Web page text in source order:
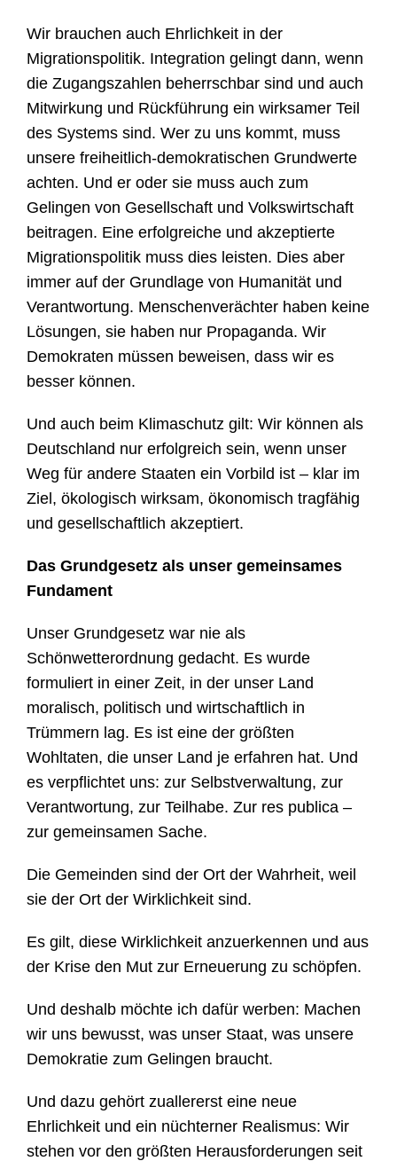
Wir brauchen auch Ehrlichkeit in der
Migrationspolitik. Integration gelingt dann, wenn
die Zugangszahlen beherrschbar sind und auch
Mitwirkung und Rückführung ein wirksamer Teil
des Systems sind. Wer zu uns kommt, muss
unsere freiheitlich-demokratischen Grundwerte
achten. Und er oder sie muss auch zum
Gelingen von Gesellschaft und Volkswirtschaft
beitragen. Eine erfolgreiche und akzeptierte
Migrationspolitik muss dies leisten. Dies aber
immer auf der Grundlage von Humanität und
Verantwortung. Menschenverächter haben keine
Lösungen, sie haben nur Propaganda. Wir
Demokraten müssen beweisen, dass wir es
besser können.
Und auch beim Klimaschutz gilt: Wir können als
Deutschland nur erfolgreich sein, wenn unser
Weg für andere Staaten ein Vorbild ist – klar im
Ziel, ökologisch wirksam, ökonomisch tragfähig
und gesellschaftlich akzeptiert.
Das Grundgesetz als unser gemeinsames
Fundament
Unser Grundgesetz war nie als
Schönwetterordnung gedacht. Es wurde
formuliert in einer Zeit, in der unser Land
moralisch, politisch und wirtschaftlich in
Trümmern lag. Es ist eine der größten
Wohltaten, die unser Land je erfahren hat. Und
es verpflichtet uns: zur Selbstverwaltung, zur
Verantwortung, zur Teilhabe. Zur res publica –
zur gemeinsamen Sache.
Die Gemeinden sind der Ort der Wahrheit, weil
sie der Ort der Wirklichkeit sind.
Es gilt, diese Wirklichkeit anzuerkennen und aus
der Krise den Mut zur Erneuerung zu schöpfen.
Und deshalb möchte ich dafür werben: Machen
wir uns bewusst, was unser Staat, was unsere
Demokratie zum Gelingen braucht.
Und dazu gehört zuallererst eine neue
Ehrlichkeit und ein nüchterner Realismus: Wir
stehen vor den größten Herausforderungen seit